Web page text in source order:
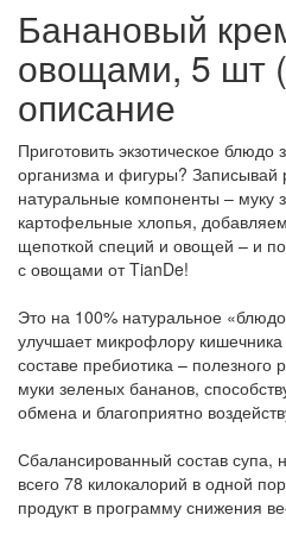
Банановый
овощами, 5 шт
описание
Приготовить экзотическое
организма и фигуры? Записывай
натуральные компоненты – муку
картофельные хлопья,
щепоткой специй и овощей – и
с овощами от TianDe!
Это на 100% натуральное
улучшает микрофлору кишечника
составе пребиотика – полезного
муки зеленых бананов,
обмена и благоприятно
Сбалансированный состав супа,
всего 78 килокалорий в одной
продукт в программу снижения